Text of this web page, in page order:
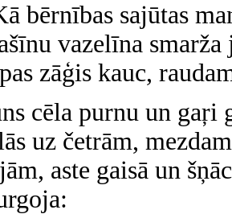
bērnības sajūtas
vazelīna smarža
zāģis kauc,
cēla purnu un gaŗi
uz četrām,
aste gaisā un